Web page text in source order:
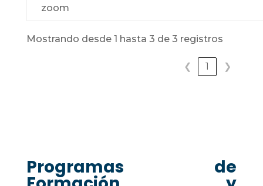
zoom
Mostrando desde 1 hasta 3 de 3 registros
❮ 1 ❯
Programas de